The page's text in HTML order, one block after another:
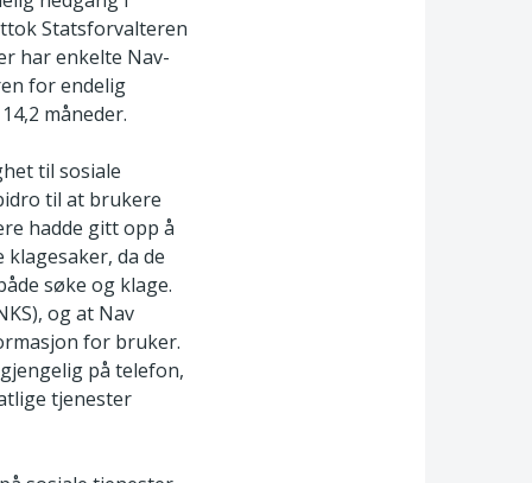
Statsforvalteren
har enkelte Nav-
for endelig
måneder.
til sosiale
til at brukere
hadde gitt opp å
da de
søke og klage.
og at Nav
for bruker.
på telefon,
tjenester